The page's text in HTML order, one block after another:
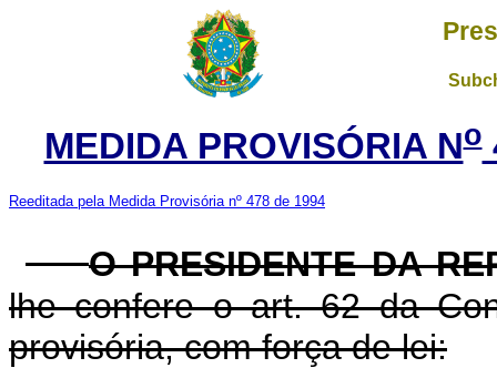
MEDIDA PROVISÓRIA No
Reeditada pela Medida Provisória nº 478 de 1994
O PRESIDENTE DA
lhe confere o art. 62 da
provisória, com força de lei: